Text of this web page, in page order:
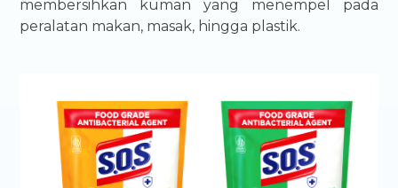
membersihkan kuman yang menempel pada
peralatan makan, masak, hingga plastik.